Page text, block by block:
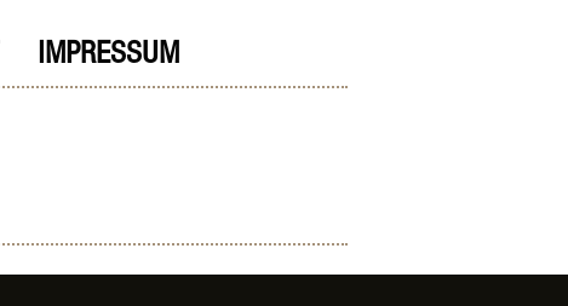
IMPRESSUM